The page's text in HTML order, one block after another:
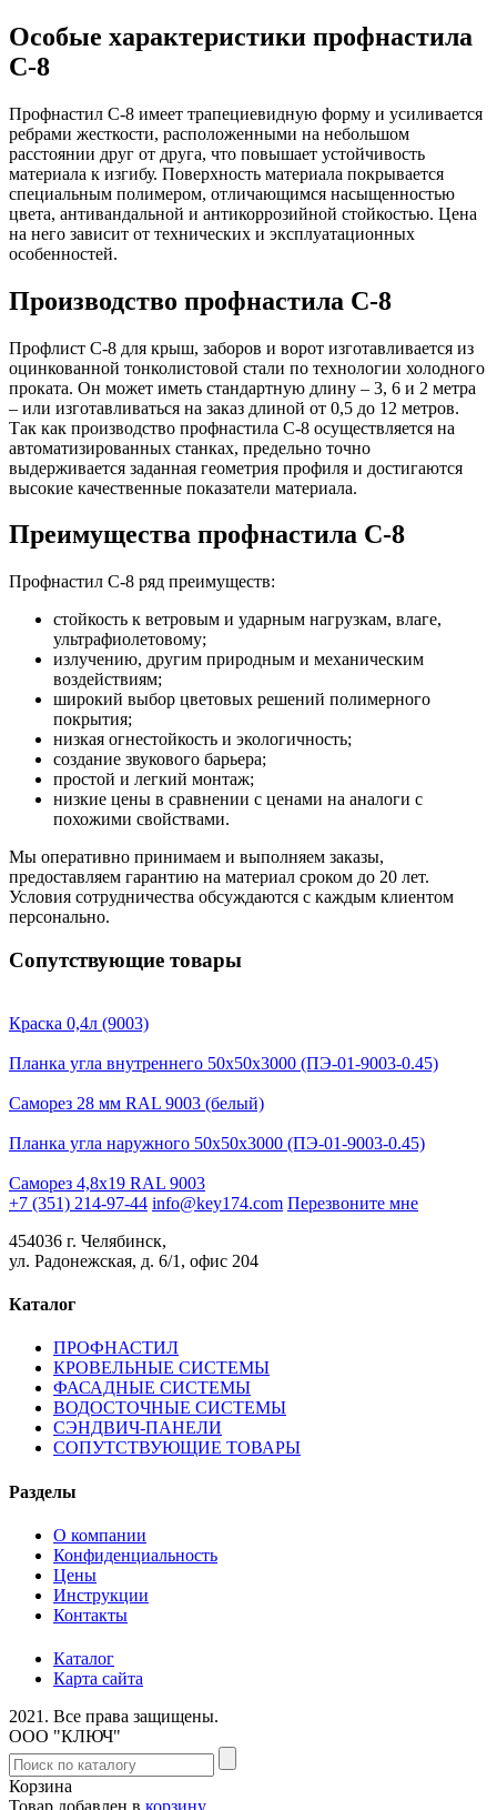
Особые характеристики профнастила
С-8
Профнастил С-8 имеет трапециевидную форму и усиливается
ребрами жесткости, расположенными на небольшом
расстоянии друг от друга, что повышает устойчивость
материала к изгибу. Поверхность материала покрывается
специальным полимером, отличающимся насыщенностью
цвета, антивандальной и антикоррозийной стойкостью. Цена
на него зависит от технических и эксплуатационных
особенностей.
Производство профнастила С-8
Профлист С-8 для крыш, заборов и ворот изготавливается из
оцинкованной тонколистовой стали по технологии холодного
проката. Он может иметь стандартную длину – 3, 6 и 2 метра
– или изготавливаться на заказ длиной от 0,5 до 12 метров.
Так как производство профнастила С-8 осуществляется на
автоматизированных станках, предельно точно
выдерживается заданная геометрия профиля и достигаются
высокие качественные показатели материала.
Преимущества профнастила С-8
Профнастил С-8 ряд преимуществ:
стойкость к ветровым и ударным нагрузкам, влаге,
ультрафиолетовому;
излучению, другим природным и механическим
воздействиям;
широкий выбор цветовых решений полимерного
покрытия;
низкая огнестойкость и экологичность;
создание звукового барьера;
простой и легкий монтаж;
низкие цены в сравнении с ценами на аналоги с
похожими свойствами.
Мы оперативно принимаем и выполняем заказы,
предоставляем гарантию на материал сроком до 20 лет.
Условия сотрудничества обсуждаются с каждым клиентом
персонально.
Сопутствующие товары
Краска 0,4л (9003)
Планка угла внутреннего 50х50х3000 (ПЭ-01-9003-0.45)
Саморез 28 мм RAL 9003 (белый)
Планка угла наружного 50х50х3000 (ПЭ-01-9003-0.45)
Саморез 4,8х19 RAL 9003
+7 (351) 214-97-44 info@key174.com Перезвоните мне
454036 г. Челябинск,
ул. Радонежская, д. 6/1, офис 204
Каталог
ПРОФНАСТИЛ
КРОВЕЛЬНЫЕ СИСТЕМЫ
ФАСАДНЫЕ СИСТЕМЫ
ВОДОСТОЧНЫЕ СИСТЕМЫ
СЭНДВИЧ-ПАНЕЛИ
СОПУТСТВУЮЩИЕ ТОВАРЫ
Разделы
О компании
Конфиденциальность
Цены
Инструкции
Контакты
Каталог
Карта сайта
2021. Все права защищены.
ООО "КЛЮЧ"
Корзина
Товар добавлен в корзину.